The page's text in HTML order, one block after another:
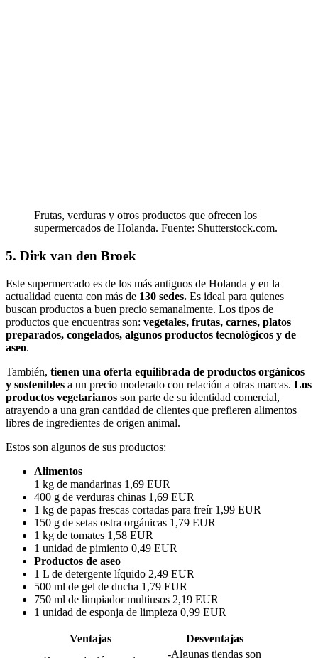
Frutas, verduras y otros productos que ofrecen los
supermercados de Holanda. Fuente: Shutterstock.com.
5. Dirk van den Broek
Este supermercado es de los más antiguos de Holanda y en la
actualidad cuenta con más de 130 sedes. Es ideal para quienes
buscan productos a buen precio semanalmente. Los tipos de
productos que encuentras son: vegetales, frutas, carnes, platos
preparados, congelados, algunos productos tecnológicos y de
aseo.
También, tienen una oferta equilibrada de productos orgánicos
y sostenibles a un precio moderado con relación a otras marcas. Los
productos vegetarianos son parte de su identidad comercial,
atrayendo a una gran cantidad de clientes que prefieren alimentos
libres de ingredientes de origen animal.
Estos son algunos de sus productos:
Alimentos
1 kg de mandarinas 1,69 EUR
400 g de verduras chinas 1,69 EUR
1 kg de papas frescas cortadas para freír 1,99 EUR
150 g de setas ostra orgánicas 1,79 EUR
1 kg de tomates 1,58 EUR
1 unidad de pimiento 0,49 EUR
Productos de aseo
1 L de detergente líquido 2,49 EUR
500 ml de gel de ducha 1,79 EUR
750 ml de limpiador multiusos 2,19 EUR
1 unidad de esponja de limpieza 0,99 EUR
Ventajas
Desventajas
-Algunas tiendas son